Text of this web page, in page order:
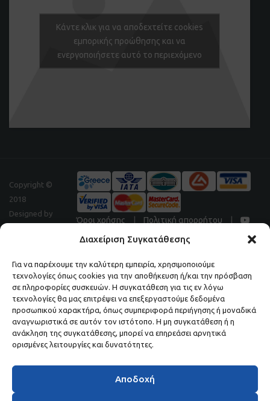
Διαχείριση Συγκατάθεσης
Για να παρέχουμε την καλύτερη εμπειρία, χρησιμοποιούμε
τεχνολογίες όπως cookies για την αποθήκευση ή/και την πρόσβαση
σε πληροφορίες συσκευών. Η συγκατάθεση για τις εν λόγω
τεχνολογίες θα μας επιτρέψει να επεξεργαστούμε δεδομένα
προσωπικού χαρακτήρα, όπως συμπεριφορά περιήγησης ή μοναδικά
αναγνωριστικά σε αυτόν τον ιστότοπο. Η μη συγκατάθεση ή η
ανάκληση της συγκατάθεσης, μπορεί να επηρεάσει αρνητικά
ορισμένες λειτουργίες και δυνατότητες.
Αποδοχή
Κάντε κλικ για να αποδεχτείτε cookies
εμπορικής προώθησης και να
ενεργοποιήσετε αυτό το περιεχόμενο
Copyright ©
2018
Designed by
Όροι χρήσης Πολιτική απορρήτου
Μάθετε πρώτοι τα νέα και τις προσφορές μας.
ΕΓΓΡΑΦΕΙΤΕ ΣΤΟ NEWSLETTER ΜΑΣ.